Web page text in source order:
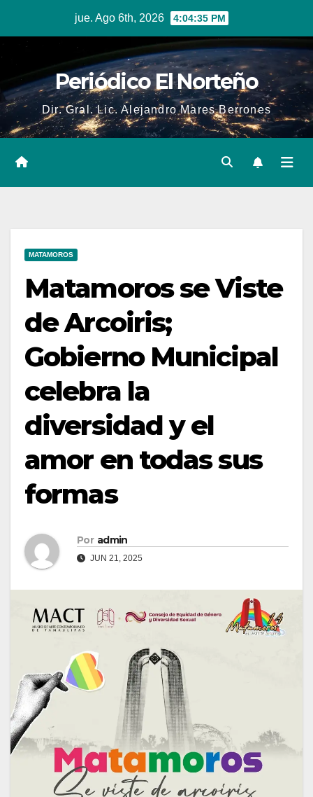
jue. Ago 6th, 2026 4:04:36 PM
Periódico El Norteño
Dir. Gral. Lic. Alejandro Mares Berrones
MATAMOROS
Matamoros se Viste
de Arcoiris;
Gobierno Municipal
celebra la
diversidad y el
amor en todas sus
formas
Por admin
JUN 21, 2025